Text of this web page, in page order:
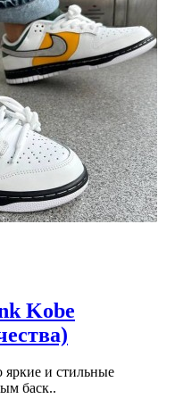
Kobe
и стильные
баск..